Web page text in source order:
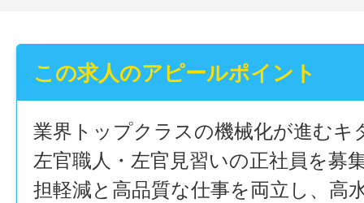
この求人のアピールポイント
業界トップクラスの機械化が進むキ
左官職人・左官見習いの正社員を募
担軽減と高品質な仕事を両立し、高